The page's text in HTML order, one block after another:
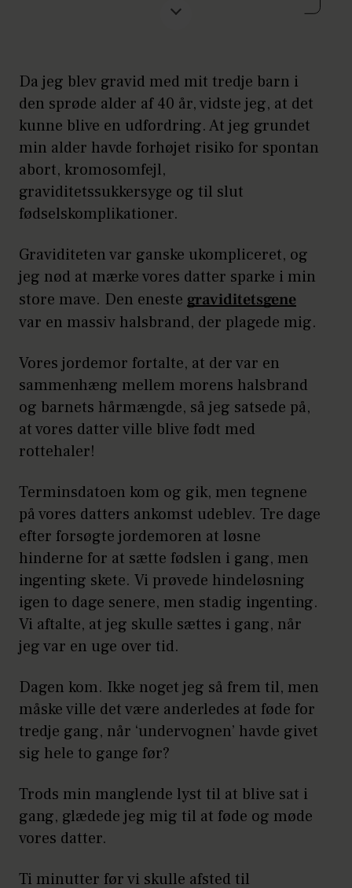
Hvor lang tid tog fødslen? 3 timer fra
den første ve
Hvad vejede og målte baby? 4.230 g
og 55 cm
Da jeg blev gravid med mit tredje barn i
den sprøde alder af 40 år, vidste jeg, at det
kunne blive en udfordring. At jeg grundet
min alder havde forhøjet risiko for spontan
abort, kromosomfejl,
graviditetssukkersyge og til slut
fødselskomplikationer.
Graviditeten var ganske ukompliceret, og
jeg nød at mærke vores datter sparke i min
store mave. Den eneste graviditetsgene
var en massiv halsbrand, der plagede mig.
Vores jordemor fortalte, at der var en
sammenhæng mellem morens halsbrand
og barnets hårmængde, så jeg satsede på,
at vores datter ville blive født med
rottehaler!
Terminsdatoen kom og gik, men tegnene
på vores datters ankomst udeblev. Tre dage
efter forsøgte jordemoren at løsne
hinderne for at sætte fødslen i gang, men
ingenting skete. Vi prøvede hindeløsning
igen to dage senere, men stadig ingenting.
Vi aftalte, at jeg skulle sættes i gang, når
jeg var en uge over tid.
Dagen kom. Ikke noget jeg så frem til, men
måske ville det være anderledes at føde for
tredje gang, når ‘undervognen’ havde givet
sig hele to gange før?
Trods min manglende lyst til at blive sat i
gang, glædede jeg mig til at føde og møde
vores datter.
Ti minutter før vi skulle afsted til